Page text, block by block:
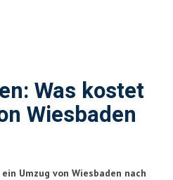
Was kostet
Wiesbaden
Umzug von Wiesbaden nach